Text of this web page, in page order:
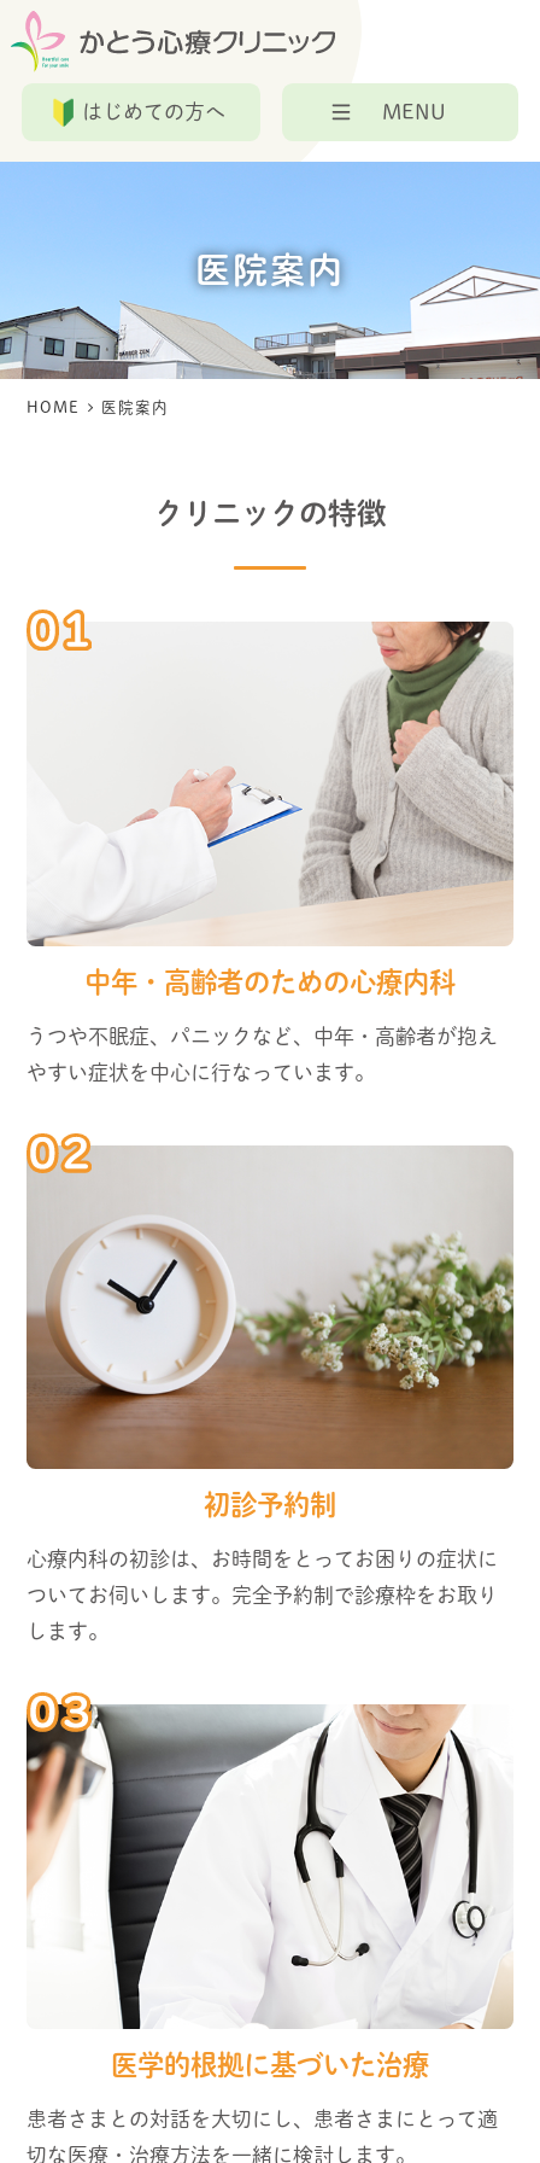
はじめての方へ MENU
医院案内
HOME 医院案内
クリニックの特徴
中年・高齢者のための心療内科
うつや不眠症、パニックなど、中年・高齢者が抱え
やすい症状を中心に行なっています。
初診予約制
心療内科の初診は、お時間をとってお困りの症状に
ついてお伺いします。完全予約制で診療枠をお取り
します。
医学的根拠に基づいた治療
患者さまとの対話を大切にし、患者さまにとって適
切な医療・治療方法を一緒に検討します。